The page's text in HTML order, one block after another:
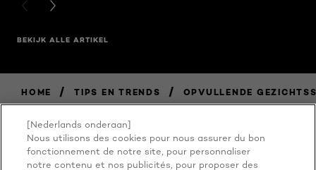
PREVIOUS CARD
NEXT CARD
BEKIJK ALLE ARTIKEL
HOME / TIPS EN TRENDS / OPVULLENDE
[Nederlands onderaan]
Nous utilisons des cookies pour nous assurer du bon
fonctionnement de notre site, pour personnaliser
notre contenu et nos publicités, pour proposer des